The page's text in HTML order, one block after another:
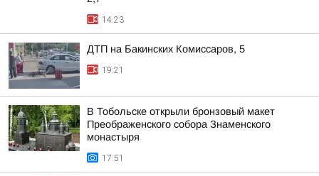
14:23
ДТП на Бакинских Комиссаров, 5
19:21
В Тобольске открыли бронзовый макет
Преображенского собора Знаменского
монастыря
17:51